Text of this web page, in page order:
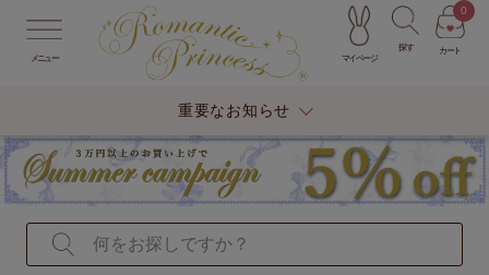
メニュー マイページ
探す カート
0
重要なお知らせ